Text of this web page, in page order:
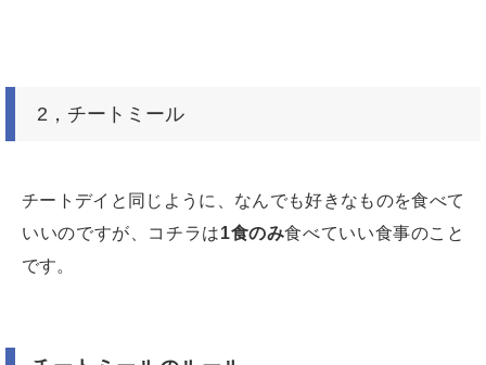
2，チートミール
チートデイと同じように、なんでも好きなものを食べて
いいのですが、コチラは1食のみ食べていい食事のこと
です。